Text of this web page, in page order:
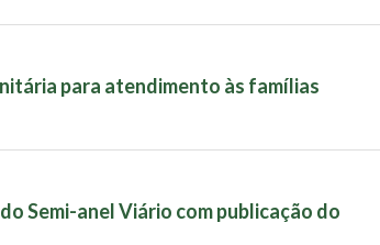
para atendimento às famílias
Semi-anel Viário com publicação do